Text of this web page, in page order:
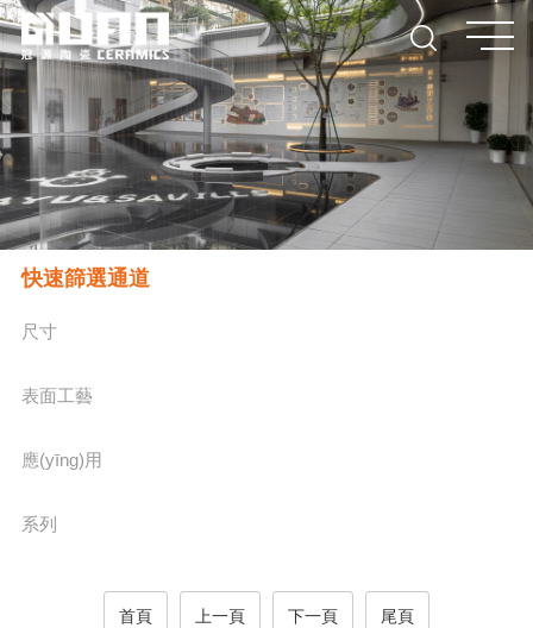
快速篩選通道
尺寸
表面工藝
應(yīng)用
系列
首頁 上一頁 下一頁 尾頁